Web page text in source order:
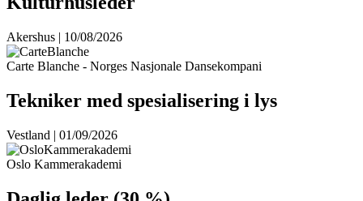
Akershus | 10/08/2026
Carte Blanche - Norges Nasjonale Dansekompani
Tekniker med spesialisering i lys
Vestland | 01/09/2026
Oslo Kammerakademi